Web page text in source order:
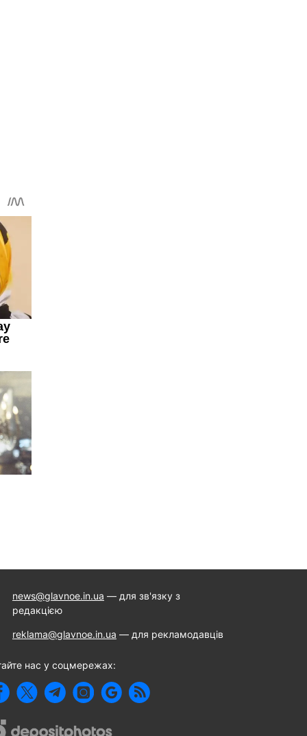
news@glavnoe.in.ua — для зв'язку з
редакцією
reklama@glavnoe.in.ua — для рекламодавців
нас у соцмережах: